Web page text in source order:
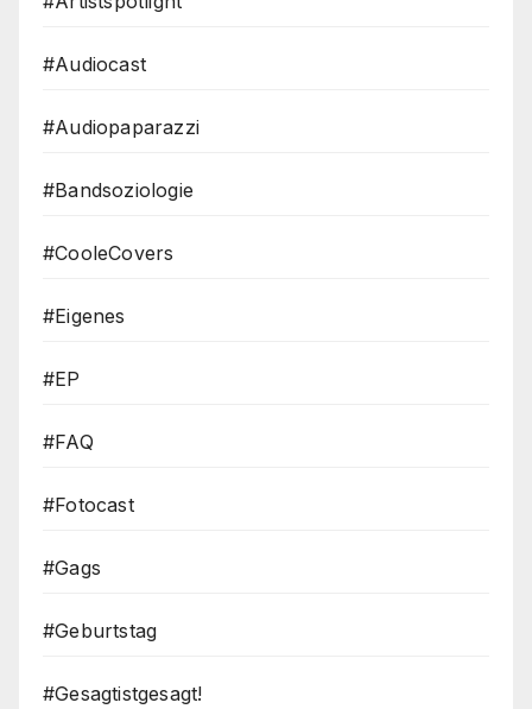
#Audiocast
#Audiopaparazzi
#Bandsoziologie
#CooleCovers
#Eigenes
#EP
#FAQ
#Fotocast
#Gags
#Geburtstag
#Gesagtistgesagt!